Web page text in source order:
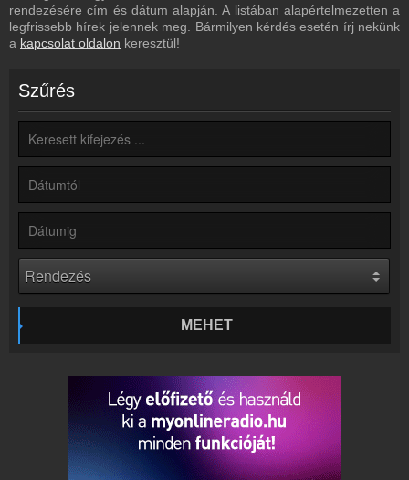
Most szól
Tudd meg mi szólt eddig
Kapcsolat
Partnerek
Rádió beágyazás
Online rádió készítés
Készítés lépésről lépésre
rendezésére cím és dátum alapján. A listában alapértelmezetten a
legfrissebb hírek jelennek meg. Bármilyen kérdés esetén írj nekünk
a kapcsolat oldalon keresztül!
Szűrés
MEHET